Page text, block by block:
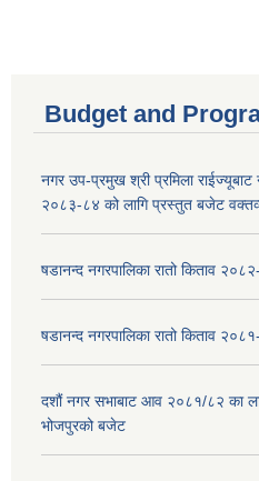
Budget and
नगर उप-प्रमुख श्री प्रमिला
२०८३-८४ को लागि प्रस्तुत बजेट
षडानन्द नगरपालिका रातो किताव
षडानन्द नगरपालिका रातो किताव
दशौं नगर सभाबाट आव २०८१/८२ का
भोजपुरको बजेट